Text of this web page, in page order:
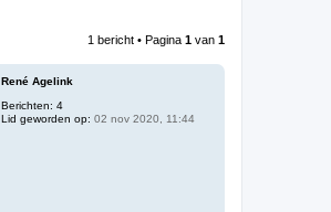
1 bericht • Pagina 1 van 1
René Agelink
Berichten: 4
Lid geworden op: 02 nov 2020, 11:44